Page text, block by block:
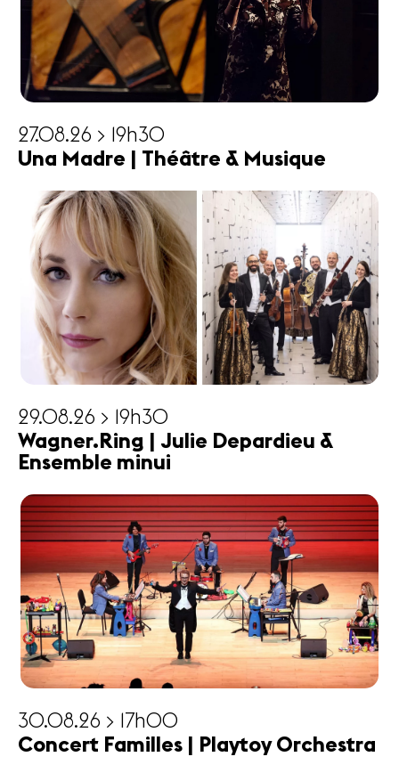
27.08.26 > 19h30
Una Madre | Théâtre & Musique
29.08.26 > 19h30
Wagner.Ring | Julie Depardieu &
Ensemble minui
30.08.26 > 17h00
Concert Familles | Playtoy Orchestra